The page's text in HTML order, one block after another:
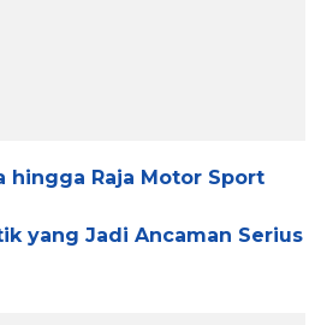
hingga Raja Motor Sport
yang Jadi Ancaman Serius